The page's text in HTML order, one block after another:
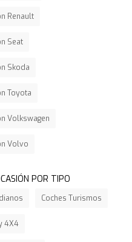
Renault
Seat
Skoda
Toyota
Volkswagen
Volvo
POR TIPO
Coches Turismos
4X4